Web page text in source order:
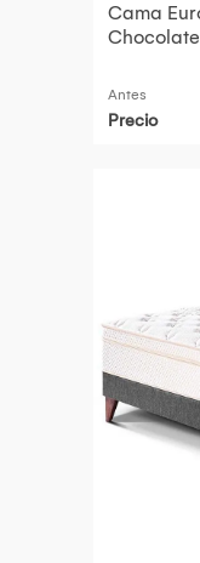
Cama
Antes
Precio